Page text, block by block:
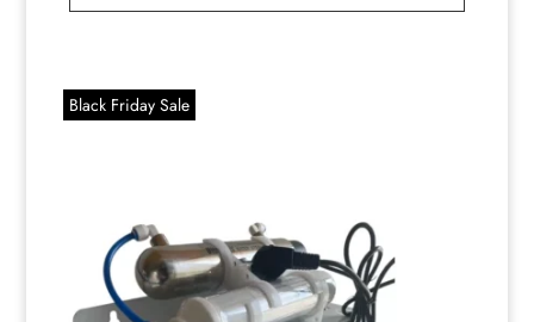
era:
è:
Black Friday Sale